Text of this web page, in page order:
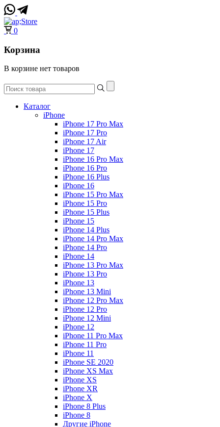
0
Корзина
В корзине нет товаров
Каталог
iPhone
iPhone 17 Pro Max
iPhone 17 Pro
iPhone 17 Air
iPhone 17
iPhone 16 Pro Max
iPhone 16 Pro
iPhone 16 Plus
iPhone 16
iPhone 15 Pro Max
iPhone 15 Pro
iPhone 15 Plus
iPhone 15
iPhone 14 Plus
iPhone 14 Pro Max
iPhone 14 Pro
iPhone 14
iPhone 13 Pro Max
iPhone 13 Pro
iPhone 13
iPhone 13 Mini
iPhone 12 Pro Max
iPhone 12 Pro
iPhone 12 Mini
iPhone 12
iPhone 11 Pro Max
iPhone 11 Pro
iPhone 11
iPhone SE 2020
iPhone XS Max
iPhone XS
iPhone XR
iPhone X
iPhone 8 Plus
iPhone 8
Другие iPhone